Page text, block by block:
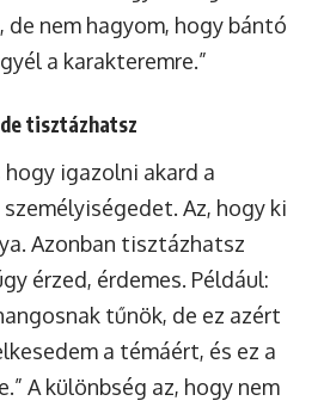
nem hagyom, hogy bántó
a karakteremre.”
tisztázhatsz
hogy igazolni akard a
Az, hogy ki
Azonban tisztázhatsz
érzed, érdemes. Például:
tűnök, de ez azért
a témáért, és ez a
A különbség az, hogy nem